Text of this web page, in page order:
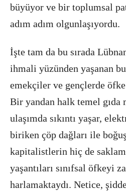
büyüyor ve bir toplumsal
adım adım olgunlaşıyordu.
İşte tam da bu sırada
ihmali yüzünden yaşanan
emekçiler ve gençlerde
Bir yandan halk temel gıda
ulaşımda sıkıntı yaşar,
biriken çöp dağları ile
kapitalistlerin hiç de
yaşantıları sınıfsal öfkeyi
harlamaktaydı. Netice,